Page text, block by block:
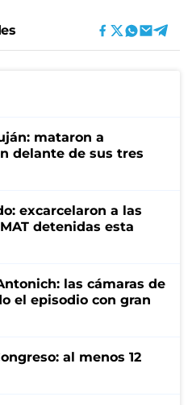
mataron a
delante de sus tres
excarcelaron a las
detenidas esta
las cámaras de
el episodio con gran
al menos 12